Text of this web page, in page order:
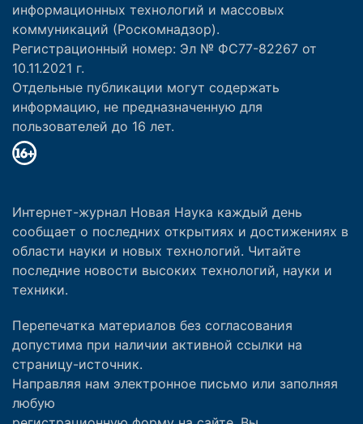
информационных технологий и массовых
коммуникаций (Роскомнадзор).
Регистрационный номер: Эл № ФС77-82267 от
10.11.2021 г.
Отдельные публикации могут содержать
информацию, не предназначенную для
пользователей до 16 лет.
Интернет-журнал Новая Наука каждый день
сообщает о последних открытиях и достижениях в
области науки и новых технологий. Читайте
последние новости высоких технологий, науки и
техники.
Перепечатка материалов без согласования
допустима при наличии активной ссылки на
страницу-источник.
Направляя нам электронное письмо или заполняя
любую